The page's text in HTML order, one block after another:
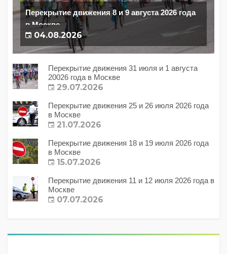
Перекрытие движения 8 и 9 августа 2026 года
в Москве
04.08.2026
Перекрытие движения 31 июля и 1 августа
20026 года в Москве
29.07.2026
Перекрытие движения 25 и 26 июля 2026 года
в Москве
21.07.2026
Перекрытие движения 18 и 19 июля 2026 года
в Москве
15.07.2026
Перекрытие движения 11 и 12 июля 2026 года в
Москве
07.07.2026